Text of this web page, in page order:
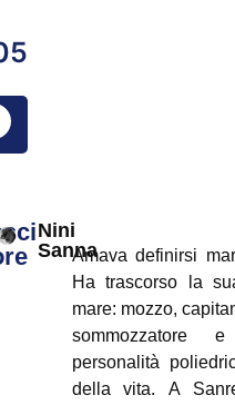
Nini
SannaAmava definirsi
Ha trascorso la
mare: mozzo,
sommozzatore
personalità
della vita. A